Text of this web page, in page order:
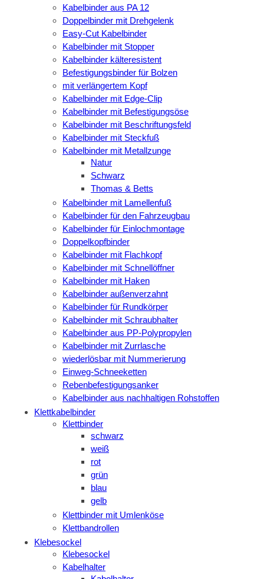
Kabelbinder aus PA 12
Doppelbinder mit Drehgelenk
Easy-Cut Kabelbinder
Kabelbinder mit Stopper
Kabelbinder kälteresistent
Befestigungsbinder für Bolzen
mit verlängertem Kopf
Kabelbinder mit Edge-Clip
Kabelbinder mit Befestigungsöse
Kabelbinder mit Beschriftungsfeld
Kabelbinder mit Steckfuß
Kabelbinder mit Metallzunge
Natur
Schwarz
Thomas & Betts
Kabelbinder mit Lamellenfuß
Kabelbinder für den Fahrzeugbau
Kabelbinder für Einlochmontage
Doppelkopfbinder
Kabelbinder mit Flachkopf
Kabelbinder mit Schnellöffner
Kabelbinder mit Haken
Kabelbinder außenverzahnt
Kabelbinder für Rundkörper
Kabelbinder mit Schraubhalter
Kabelbinder aus PP-Polypropylen
Kabelbinder mit Zurrlasche
wiederlösbar mit Nummerierung
Einweg-Schneeketten
Rebenbefestigungsanker
Kabelbinder aus nachhaltigen Rohstoffen
Klettkabelbinder
Klettbinder
schwarz
weiß
rot
grün
blau
gelb
Klettbinder mit Umlenköse
Klettbandrollen
Klebesockel
Klebesockel
Kabelhalter